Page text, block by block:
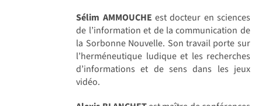
Sélim AMMOUCHE est docteur en sciences
de l’information et de la communication de
la Sorbonne Nouvelle. Son travail porte sur
l’herméneutique ludique et les recherches
d’informations et de sens dans les jeux
vidéo.